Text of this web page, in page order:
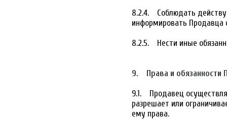
8.2.4. Соблюдать
информировать Продавца
8.2.5. Нести иные
9. Права и обязанности
9.1. Продавец
разрешает или
ему права.